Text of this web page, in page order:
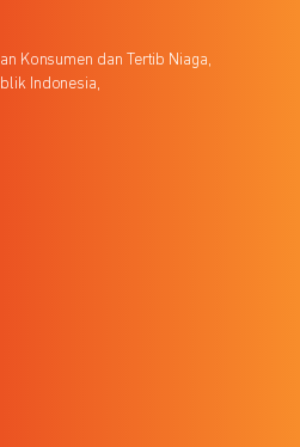
Konsumen dan Tertib Niaga,
Indonesia,